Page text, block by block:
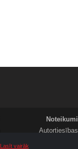
Noteikumi
Autortiesības
Lasīt vairāk